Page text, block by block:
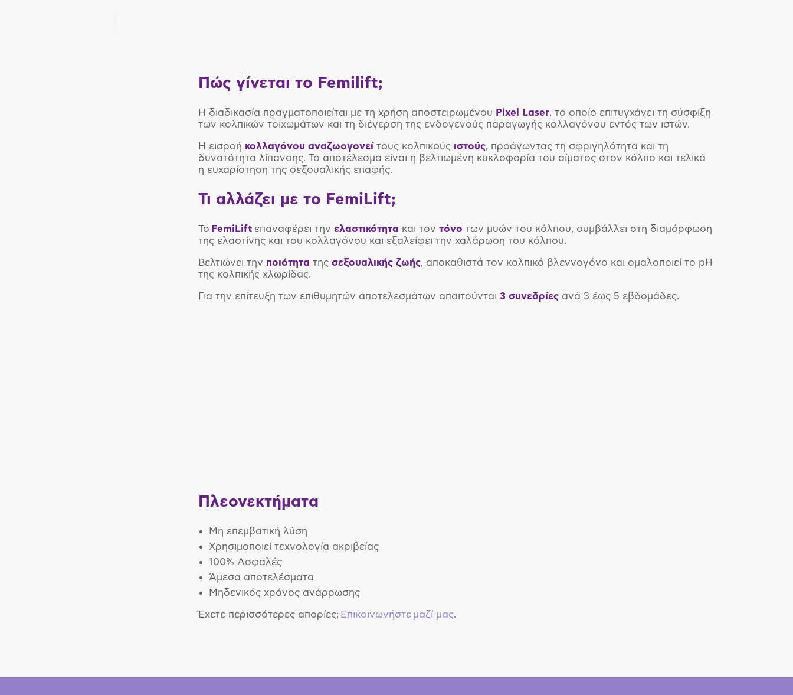
Πώς γίνεται το Femilift;
Η διαδικασία πραγματοποιείται με τη χρήση αποστειρωμένου Pixel Laser, το οποίο επιτυγχάνει τη σύσφιξη
των κολπικών τοιχωμάτων και τη διέγερση της ενδογενούς παραγωγής κολλαγόνου εντός των ιστών.
Η εισροή κολλαγόνου αναζωογονείτους κολπικούς ιστούς, προάγωντας τη σφριγηλότητα και τη
δυνατότητα λίπανσης. Το αποτέλεσμα είναι η βελτιωμένη κυκλοφορία του αίματος στον κόλπο και τελικά
η ευχαρίστηση της σεξουαλικής επαφής.
Τι αλλάζει με το FemiLift;
Το FemiLift επαναφέρει την ελαστικότητα και τον τόνο των μυών του κόλπου, συμβάλλει στη διαμόρφωση
της ελαστίνης και του κολλαγόνου και εξαλείφει την χαλάρωση του κόλπου.
Bελτιώνει την ποιότητα της σεξουαλικής ζωής, αποκαθιστά τον κολπικό βλεννογόνο και ομαλοποιεί το pΗ
της κολπικής χλωρίδας.
Για την επίτευξη των επιθυμητών αποτελεσμάτων απαιτούνται 3 συνεδρίες ανά 3 έως 5 εβδομάδες.
Πλεονεκτήματα
Μη επεμβατική λύση
Χρησιμοποιεί τεχνολογία ακριβείας
100% Ασφαλές
Άμεσα αποτελέσματα
Μηδενικός χρόνος ανάρρωσης
Έχετε περισσότερες απορίες; Επικοινωνήστε μαζί μας.